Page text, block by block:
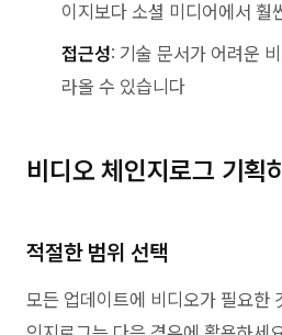
이지보다 소셜 미디어에서 훨
접근성: 기술 문서가 어려운
라올 수 있습니다
비디오 체인지로그 기획
적절한 범위 선택
모든 업데이트에 비디오가 필요한